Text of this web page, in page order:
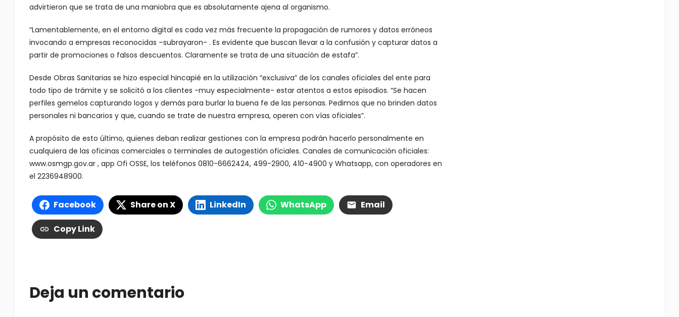
advirtieron que se trata de una maniobra que es absolutamente ajena al organismo.
“Lamentablemente, en el entorno digital es cada vez más frecuente la propagación de rumores y datos erróneos
invocando a empresas reconocidas –subrayaron- . Es evidente que buscan llevar a la confusión y capturar datos a
partir de promociones o falsos descuentos. Claramente se trata de una situación de estafa”.
Desde Obras Sanitarias se hizo especial hincapié en la utilización “exclusiva” de los canales oficiales del ente para
todo tipo de trámite y se solicitó a los clientes -muy especialmente- estar atentos a estos episodios. “Se hacen
perfiles gemelos capturando logos y demás para burlar la buena fe de las personas. Pedimos que no brinden datos
personales ni bancarios y que, cuando se trate de nuestra empresa, operen con vías oficiales”.
A propósito de esto último, quienes deban realizar gestiones con la empresa podrán hacerlo personalmente en
cualquiera de las oficinas comerciales o terminales de autogestión oficiales. Canales de comunicación oficiales:
www.osmgp.gov.ar , app Ofi OSSE, los teléfonos 0810-6662424, 499-2900, 410-4900 y Whatsapp, con operadores en
el 2236948900.
Facebook Share on X LinkedIn WhatsApp Email
Copy Link
Deja un comentario